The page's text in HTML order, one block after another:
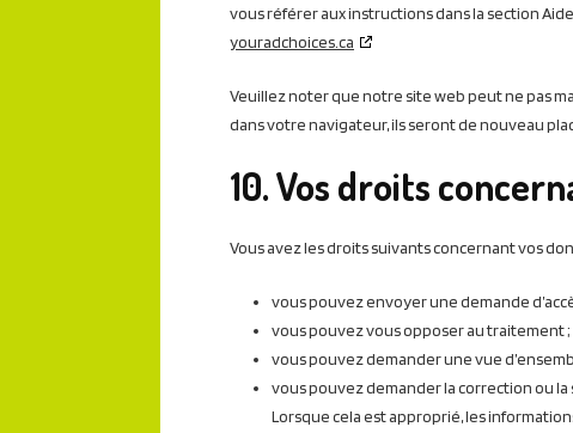
vous référer aux instructions dans la section
youradchoices.ca
Veuillez noter que notre site web peut ne pas
dans votre navigateur, ils seront de nouveau
10. Vos droits
Vous avez les droits suivants concernant vos
vous pouvez envoyer une demande
vous pouvez vous opposer au traitement ;
vous pouvez demander une vue
vous pouvez demander la correction ou la
Lorsque cela est approprié, les